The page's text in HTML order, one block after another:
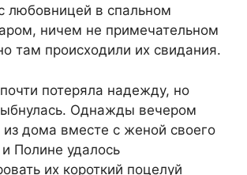
любовницей в спальном
ничем не примечательном
там происходили их свидания.
потеряла надежду, но
Однажды вечером
дома вместе с женой своего
Полине удалось
их короткий поцелуй